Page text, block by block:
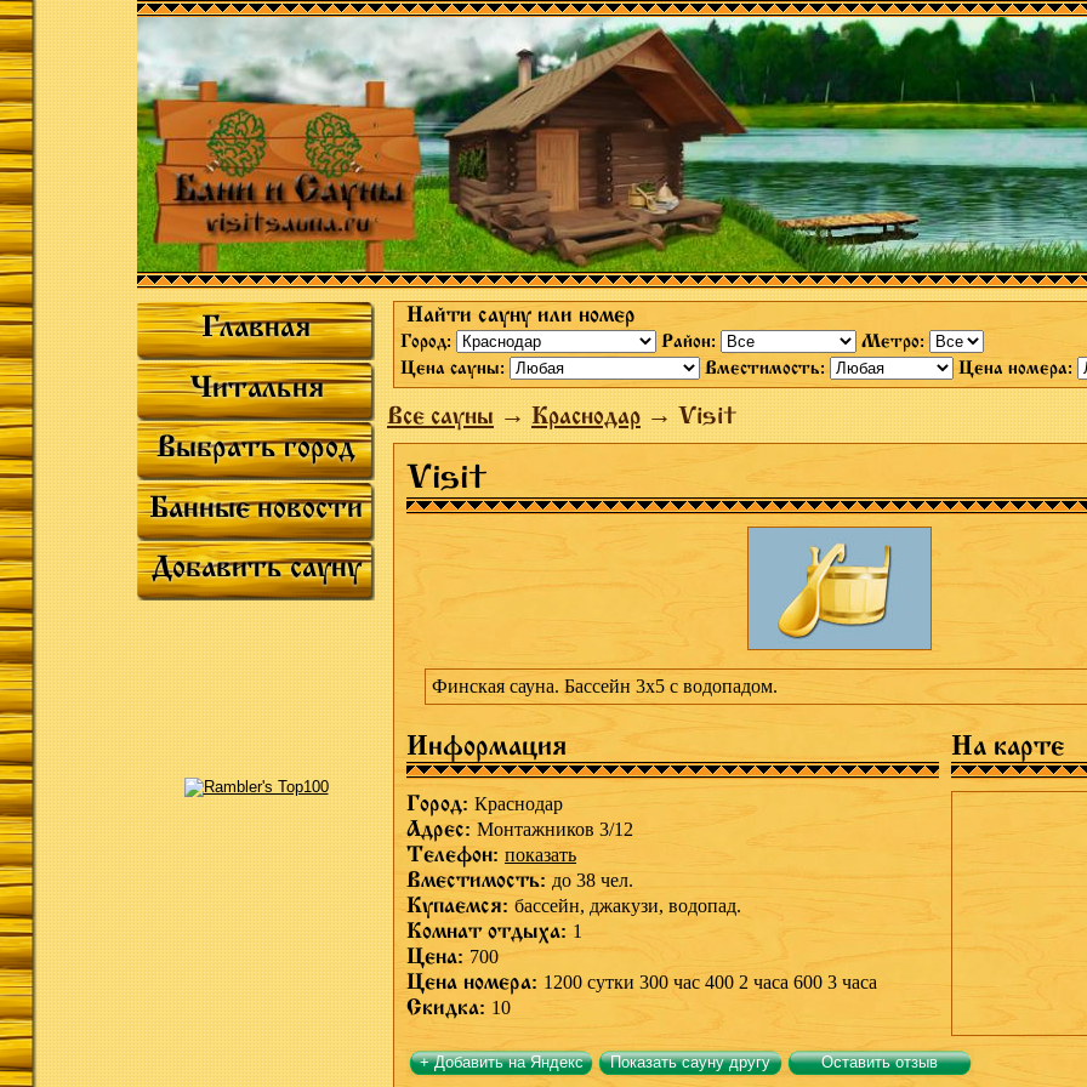
Главная
Читальня
Выбрать город
Банные новости
Добавить сауну
Найти сауну или номер
Город: Район:
Метро:
Цена сауны:
Вместимость: Цена номера:
Все сауны→Краснодар→ Visit
Visit
Финская сауна. Бассейн 3х5 с водопадом.
Информация На карте
Город: Краснодар
Адрес: Монтажников 3/12
Телефон: показать
Вместимость: до 38 чел.
Купаемся: бассейн, джакузи, водопад.
Комнат отдыха: 1
Цена: 700
Цена номера: 1200 сутки 300 час 400 2 часа 600 3 часа
Скидка: 10
+ Добавить на Яндекс Показать сауну другу Оставить отзыв